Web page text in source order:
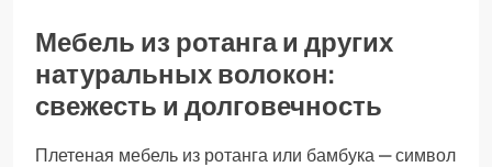
Мебель из ротанга и других
натуральных волокон:
свежесть и долговечность
Плетеная мебель из ротанга или бамбука — символ